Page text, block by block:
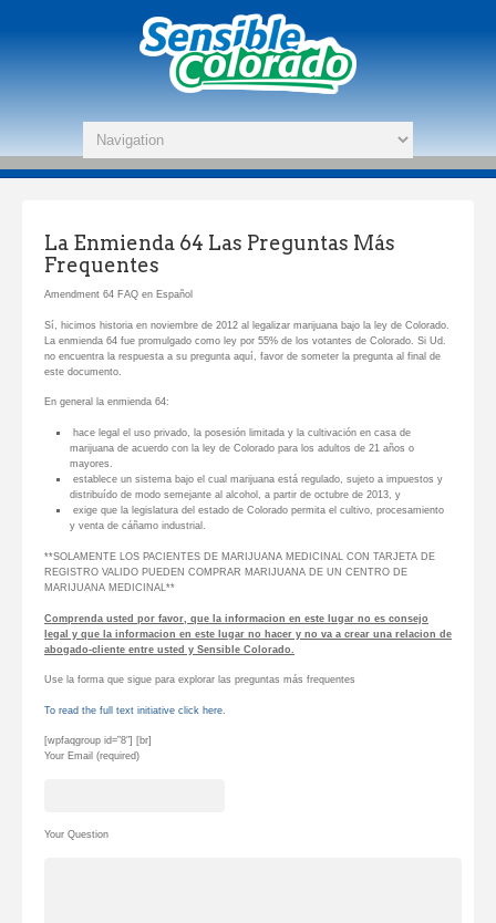
La Enmienda 64 Las Preguntas Más
Frequentes
Amendment 64 FAQ en Español
Sí, hicimos historia en noviembre de 2012 al legalizar marijuana bajo la ley de Colorado.
La enmienda 64 fue promulgado como ley por 55% de los votantes de Colorado. Si Ud.
no encuentra la respuesta a su pregunta aquí, favor de someter la pregunta al final de
este documento.
En general la enmienda 64:
hace legal el uso privado, la posesión limitada y la cultivación en casa de
marijuana de acuerdo con la ley de Colorado para los adultos de 21 años o
mayores.
establece un sistema bajo el cual marijuana está regulado, sujeto a impuestos y
distribuído de modo semejante al alcohol, a partir de octubre de 2013, y
exige que la legislatura del estado de Colorado permita el cultivo, procesamiento
y venta de cáñamo industrial.
**SOLAMENTE LOS PACIENTES DE MARIJUANA MEDICINAL CON TARJETA DE
REGISTRO VALIDO PUEDEN COMPRAR MARIJUANA DE UN CENTRO DE
MARIJUANA MEDICINAL**
Comprenda usted por favor, que la informacion en este lugar no es consejo
legal y que la informacion en este lugar no hacer y no va a crear una relacion de
abogado-cliente entre usted y Sensible Colorado.
Use la forma que sigue para explorar las preguntas más frequentes
To read the full text initiative click here.
[wpfaqgroup id=”8″] [br]
Your Email (required)
Your Question